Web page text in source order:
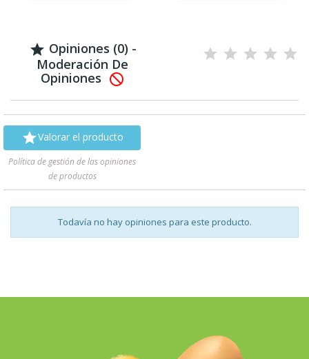
 Opiniones (0) -
Moderación De
Opiniones 
Valorar el producto
Política de gestión de las opiniones
de productos
Todavía no hay opiniones para este producto.